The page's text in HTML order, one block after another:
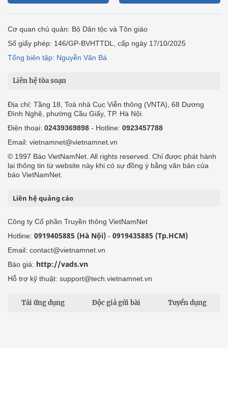
Cơ quan chủ quản: Bộ Dân tộc và Tôn giáo
Số giấy phép: 146/GP-BVHTTDL, cấp ngày 17/10/2025
Tổng biên tập: Nguyễn Văn Bá
Liên hệ tòa soạn
Địa chỉ: Tầng 18, Toà nhà Cục Viễn thông (VNTA), 68 Dương
Đình Nghệ, phường Cầu Giấy, TP. Hà Nội.
Điện thoại: 02439369898 - Hotline: 0923457788
Email: vietnamnet@vietnamnet.vn
© 1997 Báo VietNamNet. All rights reserved. Chỉ được phát hành
lại thông tin từ website này khi có sự đồng ý bằng văn bản của
báo VietNamNet.
Liên hệ quảng cáo
Công ty Cổ phần Truyền thông VietNamNet
Hotline: 0919405885 (Hà Nội) - 0919435885 (Tp.HCM)
Email: contact@vietnamnet.vn
Báo giá: http://vads.vn
Hỗ trợ kỹ thuật: support@tech.vietnamnet.vn
Tải ứng dụng Độc giả gửi bài Tuyển dụng